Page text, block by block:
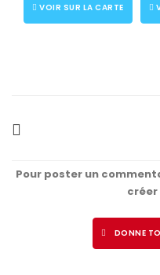
VOIR SUR LA CARTE
Pour poster un
DONNE